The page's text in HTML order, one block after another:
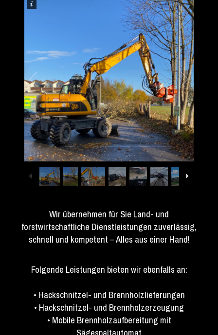
1/ 11
Wir übernehmen für Sie Land- und
forstwirtschaftliche Dienstleistungen zuverlässig,
schnell und kompetent – Alles aus einer Hand!
Folgende Leistungen bieten wir ebenfalls an:
• Hackschnitzel- und Brennholzlieferungen
• Hackschnitzel- und Brennholzerzeugung
• Mobile Brennholzaufbereitung mit